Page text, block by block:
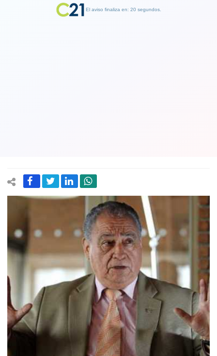
El aviso finaliza en: 19 segundos.